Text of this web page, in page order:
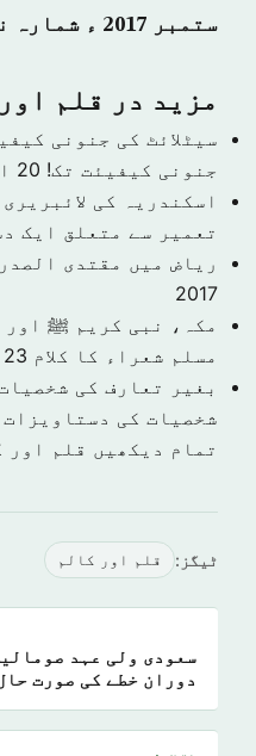
ستمبر 2017 ء شمارہ نمبر: (14184)
مزید در قلم
سیٹلائٹ کی جنونی
جنونی کیفیئت تک! 20 اکتوبر 2017
اسکندریہ کی
تعمیر سے متعلق ایک
ریاض میں مقتدی
2017
مکہ، نبی کریم ﷺ اور
مسلم شعراء کا کلام 23 جولائی 2017
بغیر تعارف کی
شخصیات کی دستاویزات
تمام دیکھیں قلم اور
ٹیگز: قلم اور كالم
سعودی ولی عہد
دوران خطے کی صورت